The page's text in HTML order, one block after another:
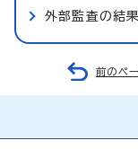
外部監査の結
前のペ